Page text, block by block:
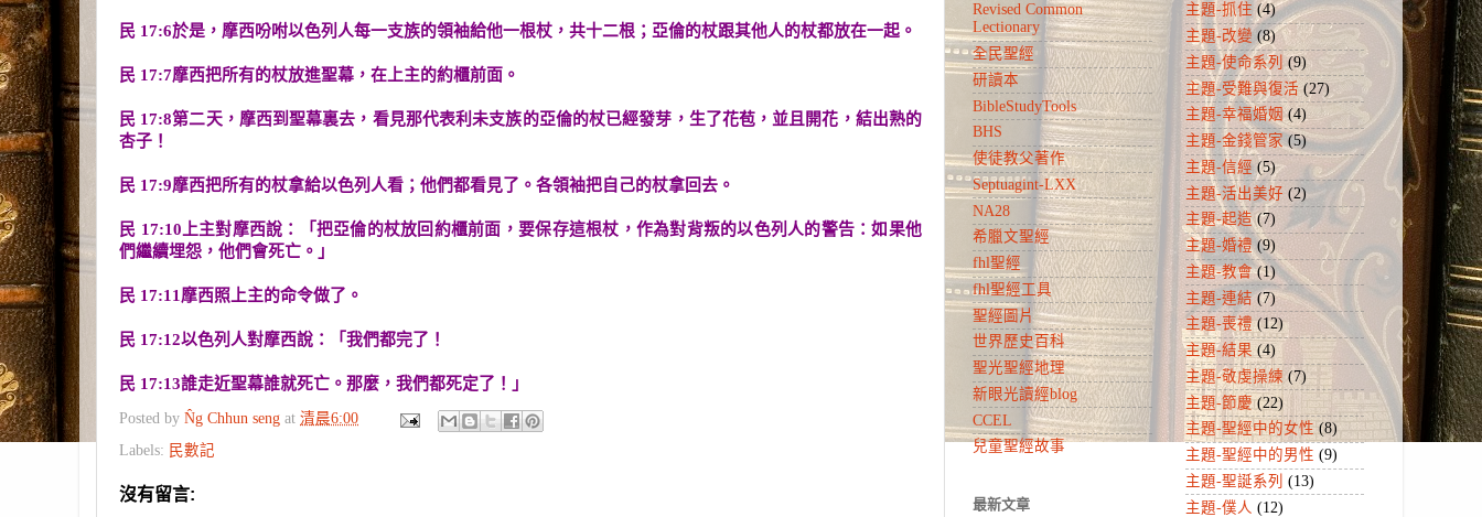
民 17:6於是，摩西吩咐以色列人每一支族的領袖給他一根杖，共十二根；亞倫的杖跟其他人的杖都放在一起。
民 17:7摩西把所有的杖放進聖幕，在上主的約櫃前面。
民 17:8第二天，摩西到聖幕裏去，看見那代表利未支族的亞倫的杖已經發芽，生了花苞，並且開花，結出熟的
杏子！
民 17:9摩西把所有的杖拿給以色列人看；他們都看見了。各領袖把自己的杖拿回去。
民 17:10上主對摩西說：「把亞倫的杖放回約櫃前面，要保存這根杖，作為對背叛的以色列人的警告：如果他
們繼續埋怨，他們會死亡。」
民 17:11摩西照上主的命令做了。
民 17:12以色列人對摩西說：「我們都完了！
民 17:13誰走近聖幕誰就死亡。那麼，我們都死定了！」
Posted by N̂g Chhun seng at 清晨6:00
Labels: 民數記
沒有留言:
Revised Common
Lectionary
全民聖經
研讀本
BibleStudyTools
BHS
使徒教父著作
Septuagint-LXX
NA28
希臘文聖經
fhl聖經
fhl聖經工具
聖經圖片
世界歷史百科
聖光聖經地理
新眼光讀經blog
CCEL
兒童聖經故事
最新文章
主題-抓住 (4)
主題-改變 (8)
主題-使命系列 (9)
主題-受難與復活 (27)
主題-幸福婚姻 (4)
主題-金錢管家 (5)
主題-信經 (5)
主題-活出美好 (2)
主題-起造 (7)
主題-婚禮 (9)
主題-教會 (1)
主題-連結 (7)
主題-喪禮 (12)
主題-結果 (4)
主題-敬虔操練 (7)
主題-節慶 (22)
主題-聖經中的女性 (8)
主題-聖經中的男性 (9)
主題-聖誕系列 (13)
主題-僕人 (12)